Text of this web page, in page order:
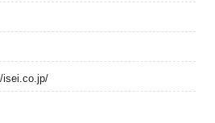
isei.co.jp/